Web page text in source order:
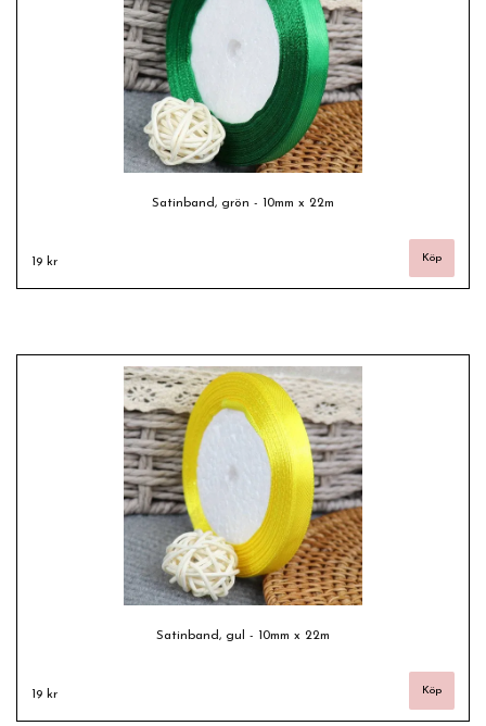
Satinband, grön - 10mm x 22m
19 kr
Satinband, gul - 10mm x 22m
19 kr